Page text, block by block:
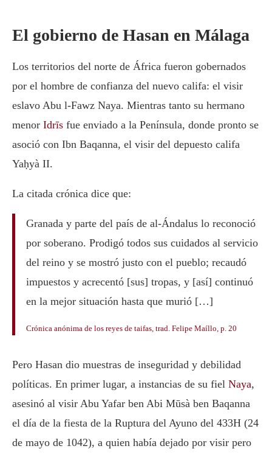
El gobierno de Hasan en Málaga
Los territorios del norte de África fueron gobernados
por el hombre de confianza del nuevo califa: el visir
eslavo Abu l-Fawz Naya. Mientras tanto su hermano
menor Idrīs fue enviado a la Península, donde pronto se
asoció con Ibn Baqanna, el visir del depuesto califa
Yaḥyà II.
La citada crónica dice que:
Granada y parte del país de al-Ándalus lo reconoció
por soberano. Prodigó todos sus cuidados al servicio
del reino y se mostró justo con el pueblo; recaudó
impuestos y acrecentó [sus] tropas, y [así] continuó
en la mejor situación hasta que murió […]
Crónica anónima de los reyes de taifas, trad. Felipe Maíllo, p. 20
Pero Hasan dio muestras de inseguridad y debilidad
políticas. En primer lugar, a instancias de su fiel Naya,
asesinó al visir Abu Yafar ben Abi Mūsà ben Baqanna
el día de la fiesta de la Ruptura del Ayuno del 433H (24
de mayo de 1042), a quien había dejado por visir pero